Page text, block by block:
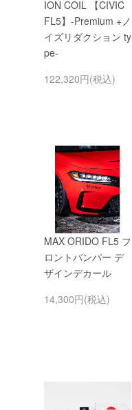
ION COIL 【CIVIC
FL5】-Premium +ノ
イズリダクション ty
pe-
122,320円(税込)
MAX ORIDO FL5 フ
ロントバンパー デ
ザインデカール
14,300円(税込)